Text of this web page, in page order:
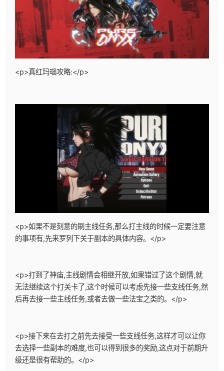
<p>真红玛瑙攻略:</p>
<p>如果不是刻意的刷主线任务,那么打主线的时候一定要注意
的事项有,先来罗列下关于副本的具体内容。</p>
<p>打到了神庙,主线剧情会相继开放,如果错过了这个剧情,就
无法继续这个打关卡了,这个时候可以考虑先接一些支线任务,然
后再去接一些主线任务,或者去做一些法宝之类的。</p>
<p>接下来在去打之前先去接受一些支线任务,这样才可以让你
去选择一些副本的难度,也可以得到很多的奖励,这点对于前期升
级还是很有帮助的。</p>